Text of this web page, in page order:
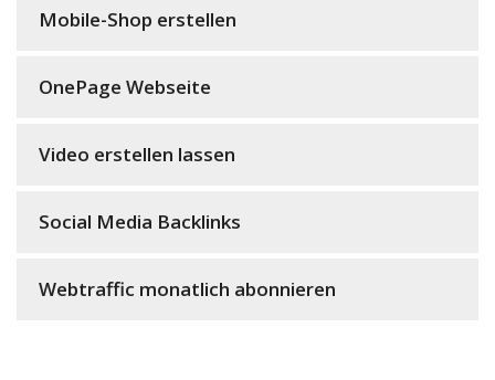
Mobile-Shop erstellen
OnePage Webseite
Video erstellen lassen
Social Media Backlinks
Webtraffic monatlich abonnieren